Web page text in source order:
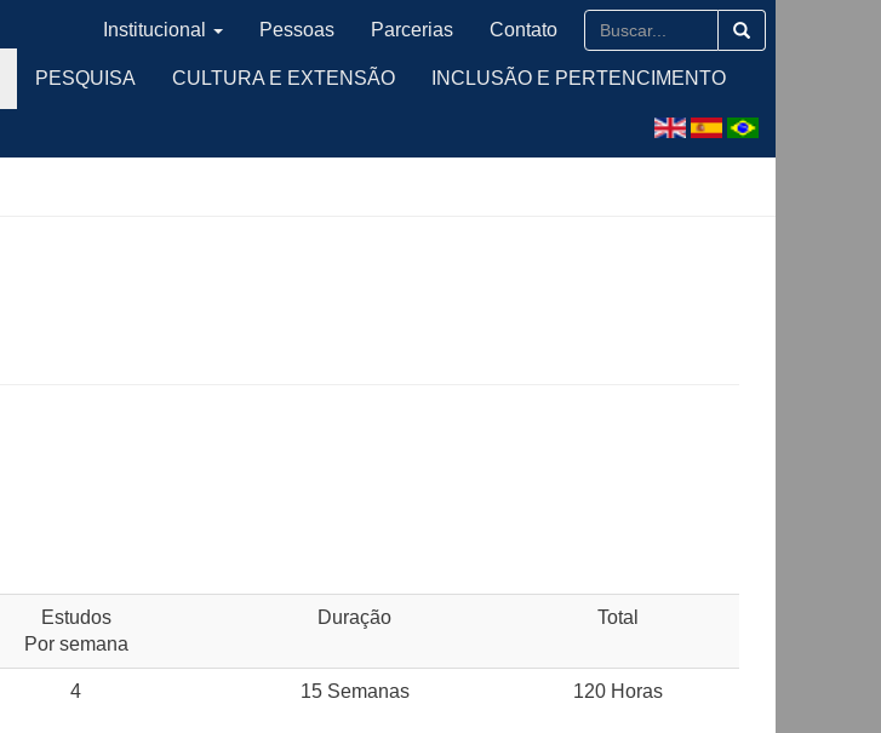
PESQUISA CULTURA E EXTENSÃO INCLUSÃO E PERTENCIMENTO
Institucional Pessoas Parcerias Contato
Estudos
Por semana
Duração Total
4 15 Semanas 120 Horas